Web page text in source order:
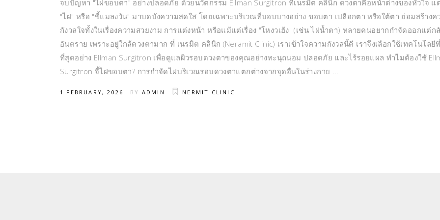
จบปัญหา "ไฝขอบตา" อย่างปลอดภัย ด้วยนวัตกรรม Ellman Surgitron ที่เนรมิต คลินิก ดวงตาคือหน้าต่างของหัวใจ แ
"ไฝ" หรือ "ขี้แมลงวัน" มาบดบังความสดใส โดยเฉพาะบริเวณที่บอบบางอย่าง ขอบตา เปลือกตา หรือใต้ตา ย่อมสร้างค
กังวลใจทั้งในเรื่องความสวยงาม การแต่งหน้า หรือแม้แต่เรื่อง "โหงวเฮ้ง" (เช่น ไฝน้ำตา) หลายคนอยากกำจัดออกแต่ก
อันตราย เพราะอยู่ใกล้ดวงตามาก ที่ เนรมิต คลินิก (Neramit Clinic) เราเข้าใจความกังวลนี้ดี เราจึงเลือกใช้เทคโนโลยี
ที่สุดอย่าง Ellman Surgitron เพื่อดูแลผิวรอบดวงตาของคุณอย่างทะนุถนอม ปลอดภัย และไร้รอยแผล ทำไมต้องใช้
Surgitron จี้ไฝขอบตา? การกำจัดไฝบริเวณรอบดวงตาแตกต่างจากจุดอื่นในร่างกาย
1 FEBRUARY, 2026 BY ADMIN NERMIT CLINIC